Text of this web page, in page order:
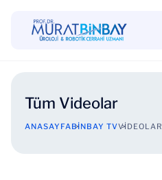
Tüm Videolar
ANASAYFABINBAY TVVIDEOLAR